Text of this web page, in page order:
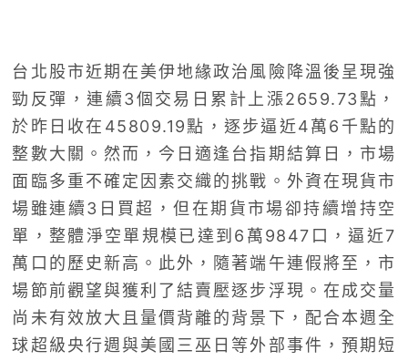
台北股市近期在美伊地緣政治風險降溫後呈現強
勁反彈，連續3個交易日累計上漲2659.73點，
於昨日收在45809.19點，逐步逼近4萬6千點的
整數大關。然而，今日適逢台指期結算日，市場
面臨多重不確定因素交織的挑戰。外資在現貨市
場雖連續3日買超，但在期貨市場卻持續增持空
單，整體淨空單規模已達到6萬9847口，逼近7
萬口的歷史新高。此外，隨著端午連假將至，市
場節前觀望與獲利了結賣壓逐步浮現。在成交量
尚未有效放大且量價背離的背景下，配合本週全
球超級央行週與美國三巫日等外部事件，預期短